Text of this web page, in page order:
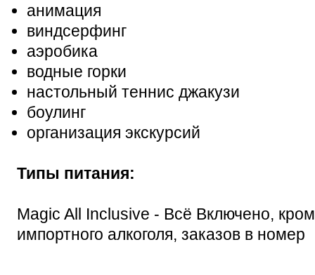
анимация
виндсерфинг
аэробика
водные горки
настольный теннис джакузи
боулинг
организация экскурсий
Типы питания:
Magic All Inclusive - Всё Включено,
импортного алкоголя, заказов в номер